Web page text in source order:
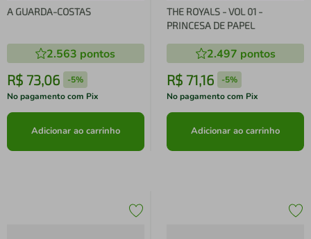
A GUARDA-COSTAS
2.563 pontos
R$ 73,06 -5%
No pagamento com Pix
Adicionar ao carrinho
THE ROYALS - VOL 01 -
PRINCESA DE PAPEL
2.497 pontos
R$ 71,16 -5%
No pagamento com Pix
Adicionar ao carrinho